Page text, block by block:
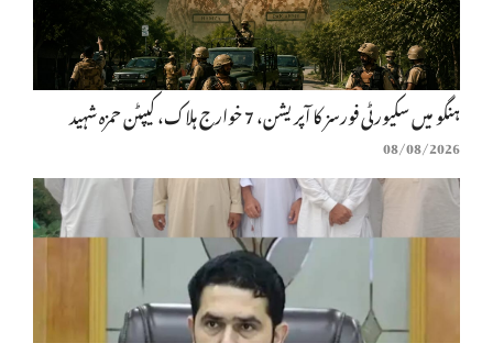
ہنگو میں سکیورٹی فورسز کا آپریشن، 7 خوارج ہلاک، کیپٹن حمزہ شہید
08/08/2026